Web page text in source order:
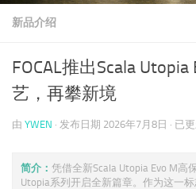
新品介绍
FOCAL推出Scala
艺，再攀新境
由 YWEN · 发布日期 2026年7月8日 · 已
简介： 凭借全新Scala Utopia Evo M高
Utopia系列开启全新篇章。作为这一